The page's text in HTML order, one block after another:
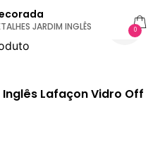
JARDIM INGLÊS 0
Lafaçon Vidro Off